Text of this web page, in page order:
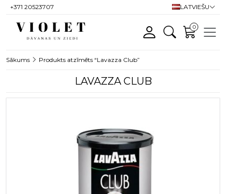
+371 20523707 LATVIEŠU
0
Sākums Produkts atzīmēts “Lavazza Club”
LAVAZZA CLUB